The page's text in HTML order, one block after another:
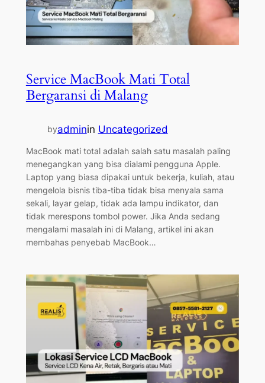
Service MacBook Mati Total
Bergaransi di Malang
byadminin Uncategorized
MacBook mati total adalah salah satu masalah paling
menegangkan yang bisa dialami pengguna Apple.
Laptop yang biasa dipakai untuk bekerja, kuliah, atau
mengelola bisnis tiba-tiba tidak bisa menyala sama
sekali, layar gelap, tidak ada lampu indikator, dan
tidak merespons tombol power. Jika Anda sedang
mengalami masalah ini di Malang, artikel ini akan
membahas penyebab MacBook…